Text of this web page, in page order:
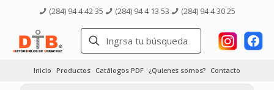
(284) 94 4 42 35 (284) 94 4 13 53 (284) 94 4 30 25
Inicio Productos Catálogos PDF ¿Quienes somos? Contacto